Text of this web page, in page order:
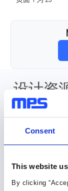
Consent
This website
By clicking
设计资
元件库，封